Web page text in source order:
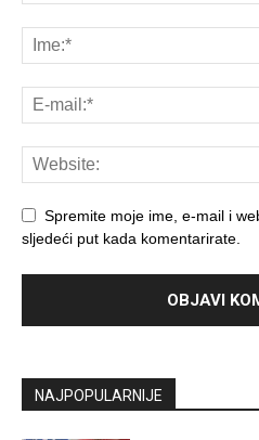
Spremite moje ime, e-mail i
sljedeći put kada komentarirate.
NAJPOPULARNIJE